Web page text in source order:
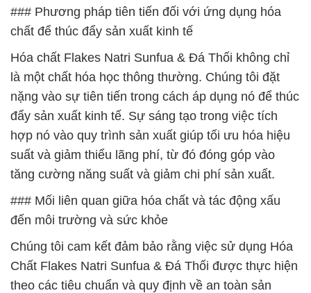
### Phương pháp tiên tiến đối với ứng dụng hóa
chất để thúc đẩy sản xuất kinh tế
Hóa chất Flakes Natri Sunfua & Đá Thối không chỉ
là một chất hóa học thông thường. Chúng tôi đặt
nặng vào sự tiên tiến trong cách áp dụng nó để thúc
đẩy sản xuất kinh tế. Sự sáng tạo trong việc tích
hợp nó vào quy trình sản xuất giúp tối ưu hóa hiệu
suất và giảm thiểu lãng phí, từ đó đóng góp vào
tăng cường năng suất và giảm chi phí sản xuất.
### Mối liên quan giữa hóa chất và tác động xấu
đến môi trường và sức khỏe
Chúng tôi cam kết đảm bảo rằng việc sử dụng Hóa
Chất Flakes Natri Sunfua & Đá Thối được thực hiện
theo các tiêu chuẩn và quy định về an toàn sản